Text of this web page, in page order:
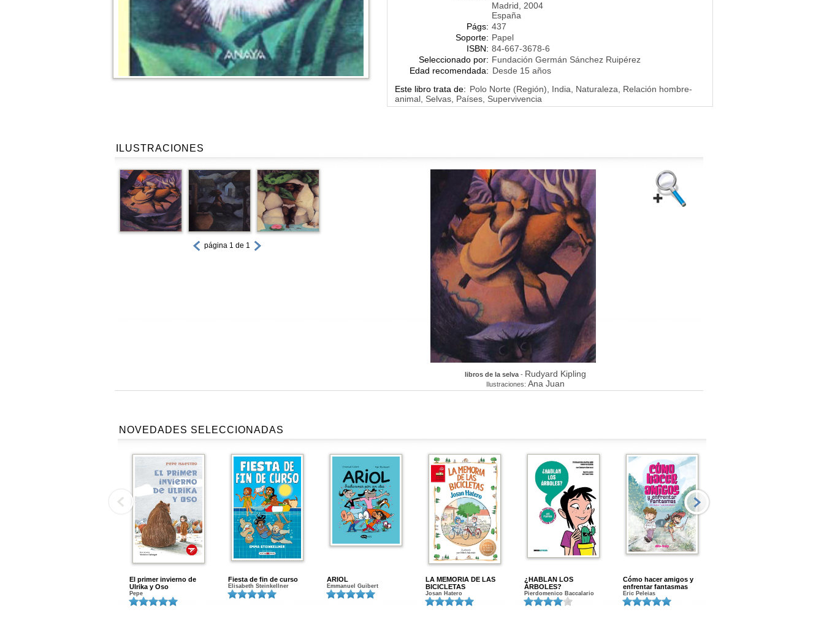
Madrid, 2004
España
Págs: 437
Soporte: Papel
ISBN: 84-667-3678-6
Seleccionado por: Fundación Germán Sánchez Ruipérez
Edad recomendada: Desde 15 años
Este libro trata de: Polo Norte (Región), India, Naturaleza, Relación hombre-
animal, Selvas, Países, Supervivencia
ILUSTRACIONES
página 1 de 1
libros de la selva - Rudyard Kipling
Ilustraciones: Ana Juan
NOVEDADES SELECCIONADAS
El primer invierno de
Ulrika y Oso
Pepe
Fiesta de fin de curso
Elisabeth Steinkellner
ARIOL
Emmanuel Guibert
LA MEMORIA DE LAS
BICICLETAS
Josan Hatero
¿HABLAN LOS
ÁRBOLES?
Pierdomenico Baccalario
Cómo hacer amigos y
enfrentar fantasmas
Eric Peleias